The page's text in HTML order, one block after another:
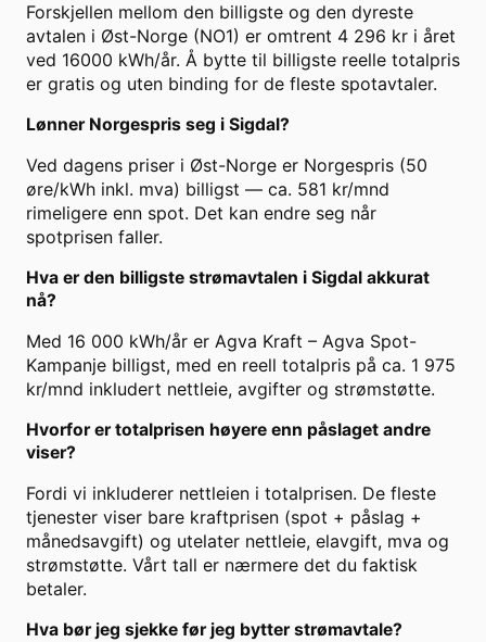
Forskjellen mellom den billigste og den dyreste
avtalen i Øst-Norge (NO1) er omtrent 4 296 kr i året
ved 16000 kWh/år. Å bytte til billigste reelle totalpris
er gratis og uten binding for de fleste spotavtaler.
Lønner Norgespris seg i Sigdal?
Ved dagens priser i Øst-Norge er Norgespris (50
øre/kWh inkl. mva) billigst — ca. 581 kr/mnd
rimeligere enn spot. Det kan endre seg når
spotprisen faller.
Hva er den billigste strømavtalen i Sigdal akkurat
nå?
Med 16 000 kWh/år er Agva Kraft – Agva Spot-
Kampanje billigst, med en reell totalpris på ca. 1 975
kr/mnd inkludert nettleie, avgifter og strømstøtte.
Hvorfor er totalprisen høyere enn påslaget andre
viser?
Fordi vi inkluderer nettleien i totalprisen. De fleste
tjenester viser bare kraftprisen (spot + påslag +
månedsavgift) og utelater nettleie, elavgift, mva og
strømstøtte. Vårt tall er nærmere det du faktisk
betaler.
Hva bør jeg sjekke før jeg bytter strømavtale?